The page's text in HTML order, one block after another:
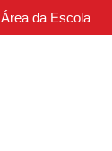
Área da Escola